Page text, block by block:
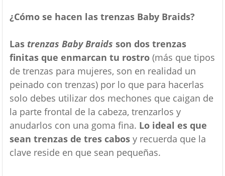
¿Cómo se hacen las trenzas Baby Braids?
Las trenzas Baby Braids son dos trenzas
finitas que enmarcan tu rostro(más que tipos
de trenzas para mujeres, son en realidad un
peinado con trenzas) por lo que para hacerlas
solo debes utilizar dos mechones que caigan de
la parte frontal de la cabeza, trenzarlos y
anudarlos con una goma fina. Lo ideal es que
sean trenzas de tres cabosy recuerda que la
clave reside en que sean pequeñas.